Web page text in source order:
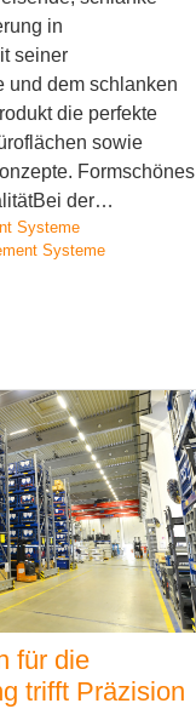
in
seiner
und dem schlanken
die perfekte
sowie
Formschönes
der…
Systeme
Systeme
für die
trifft Präzision